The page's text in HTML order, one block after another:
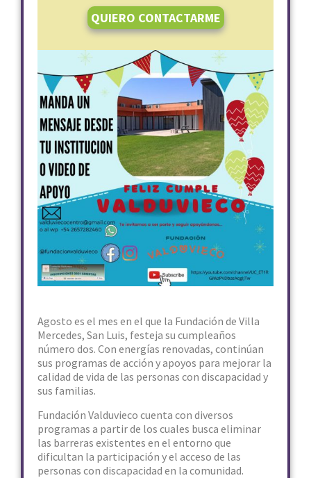
QUIERO CONTACTARME
Agosto es el mes en el que la Fundación de Villa
Mercedes, San Luis, festeja su cumpleaños
número dos. Con energías renovadas, continúan
sus programas de acción y apoyos para mejorar la
calidad de vida de las personas con discapacidad y
sus familias.
Fundación Valduvieco cuenta con diversos
programas a partir de los cuales busca eliminar
las barreras existentes en el entorno que
dificultan la participación y el acceso de las
personas con discapacidad en la comunidad.